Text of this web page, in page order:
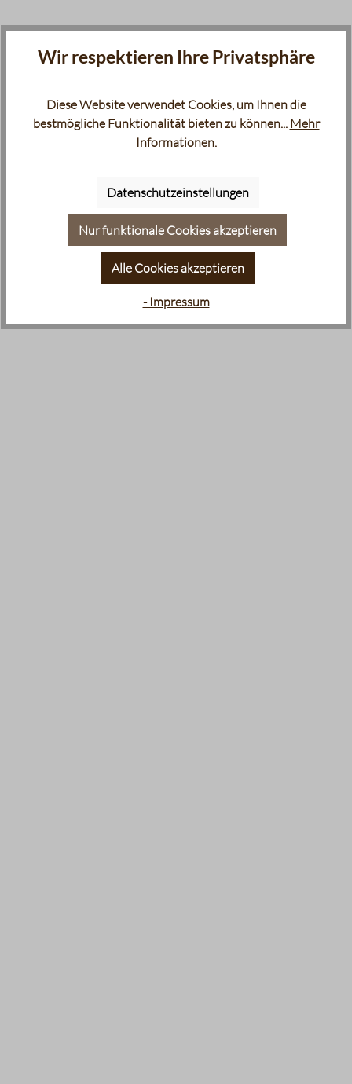
Wir respektieren Ihre Privatsphäre
Diese Website verwendet Cookies, um Ihnen die
bestmögliche Funktionalität bieten zu können... Mehr
Informationen.
Datenschutzeinstellungen
Nur funktionale Cookies akzeptieren
Alle Cookies akzeptieren
- Impressum